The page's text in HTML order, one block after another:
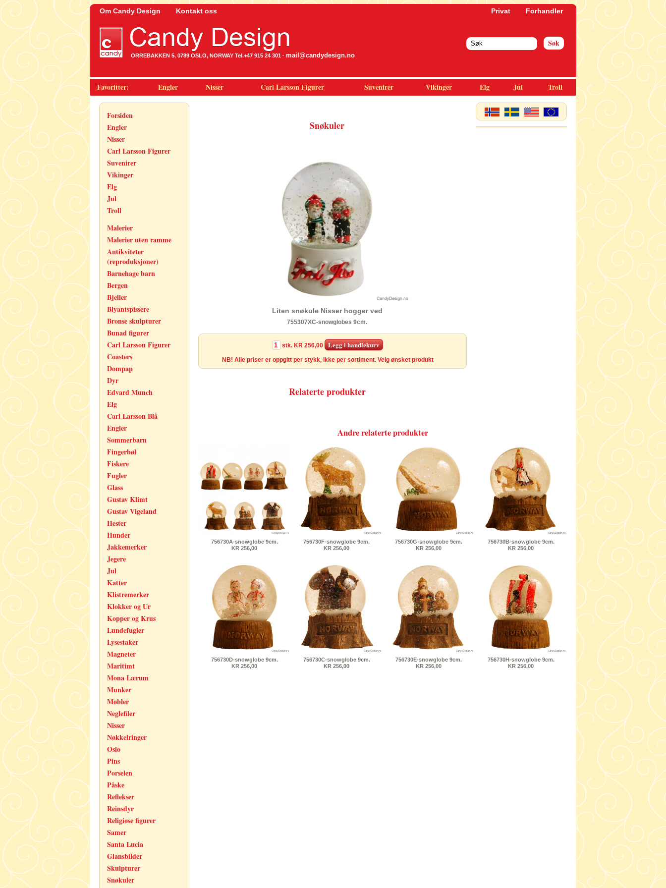
Om Candy Design Kontakt oss Privat Forhandler
ORREBAKKEN 5, 0789 OSLO, NORWAY Tel.+47 915 24 301 · mail@candydesign.no
Favoritter: Engler Nisser Carl Larsson Figurer Suvenirer Vikinger Elg Jul Troll
Forsiden
Engler
Nisser
Carl Larsson Figurer
Suvenirer
Vikinger
Elg
Jul
Troll
Malerier
Malerier uten ramme
Antikviteter
(reproduksjoner)
Barnehage barn
Bergen
Bjeller
Blyantspissere
Bronse skulpturer
Bunad figurer
Carl Larsson Figurer
Coasters
Dompap
Dyr
Edvard Munch
Elg
Carl Larsson Blå
Engler
Sommerbarn
Fingerbøl
Fiskere
Fugler
Glass
Gustav Klimt
Gustav Vigeland
Hester
Hunder
Jakkemerker
Jegere
Jul
Katter
Klistremerker
Klokker og Ur
Kopper og Krus
Lundefugler
Lysestaker
Magneter
Maritimt
Mona Lærum
Munker
Møbler
Neglefiler
Nisser
Nøkkelringer
Oslo
Pins
Porselen
Påske
Reflekser
Reinsdyr
Religiøse figurer
Samer
Santa Lucia
Glansbilder
Skulpturer
Snøkuler
Snøkuler
Liten snøkule Nisser hogger ved
755307XC-snowglobes 9cm.
stk. KR 256,00
NB! Alle priser er oppgitt per stykk, ikke per sortiment. Velg ønsket produkt
Relaterte produkter
Andre relaterte produkter
756730A-snowglobe 9cm.
KR 256,00
756730F-snowglobe 9cm.
KR 256,00
756730G-snowglobe 9cm.
KR 256,00
756730B-snowglobe 9cm.
KR 256,00
756730D-snowglobe 9cm.
KR 256,00
756730C-snowglobe 9cm.
KR 256,00
756730E-snowglobe 9cm.
KR 256,00
756730H-snowglobe 9cm.
KR 256,00